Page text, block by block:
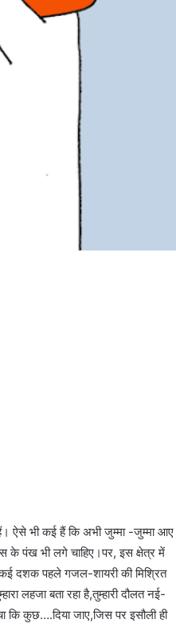
ऐसे भी कई हैं कि अभी जुम्मा -जुम्मा आए
के पंख भी लगे चाहिए।पर, इस क्षेत्र में
दशक पहले गजल-शायरी की मिश्रित
लहजा बता रहा है,तुम्हारी दौलत नई-
कुछ….दिया जाए,जिस पर इसौली ही